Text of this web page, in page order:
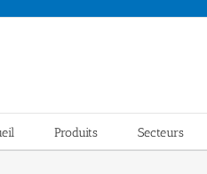
Produits Secteurs